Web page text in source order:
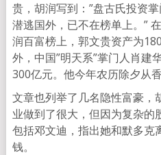
贵，胡润写到：”盘古氏投资
潜逃国外，已不在榜单上。”
润百富榜上，郭文贵资产为
外，中国”明天系”掌门人肖建
300亿元。他今年农历除夕从香
文章也列举了几名隐性富豪，
业做到了很大，但因为复杂的
包括邓文迪，指出她和默多克
钱。